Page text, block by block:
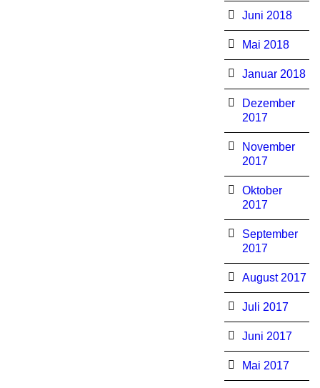
Juni 2018
Mai 2018
Januar 2018
Dezember
2017
November
2017
Oktober
2017
September
2017
August 2017
Juli 2017
Juni 2017
Mai 2017